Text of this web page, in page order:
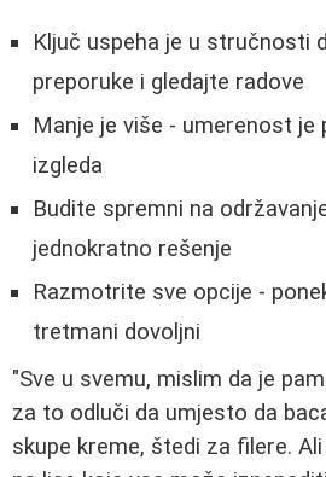
Ključ uspeha je u stručnosti
preporuke i gledajte radove
Manje je više - umerenost je
izgleda
Budite spremni na
jednokratno rešenje
Razmotrite sve opcije -
tretmani dovoljni
"Sve u svemu, mislim da je
za to odluči da umjesto da
skupe kreme, štedi za filere.